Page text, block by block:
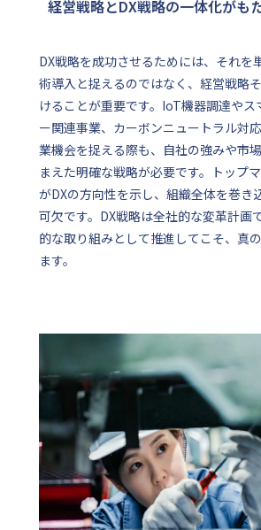
経営戦略とDX戦略の一体化がも
DX戦略を成功させるためには、それを
術導入と捉えるのではなく、経営戦略
けることが重要です。IoT機器調達やス
ー関連事業、カーボンニュートラル対
業機会を捉える際も、自社の強みや市
まえた明確な戦略が必要です。トップ
がDXの方向性を示し、組織全体を巻き
可欠です。DX戦略は全社的な変革計画
的な取り組みとして推進してこそ、真
ます。